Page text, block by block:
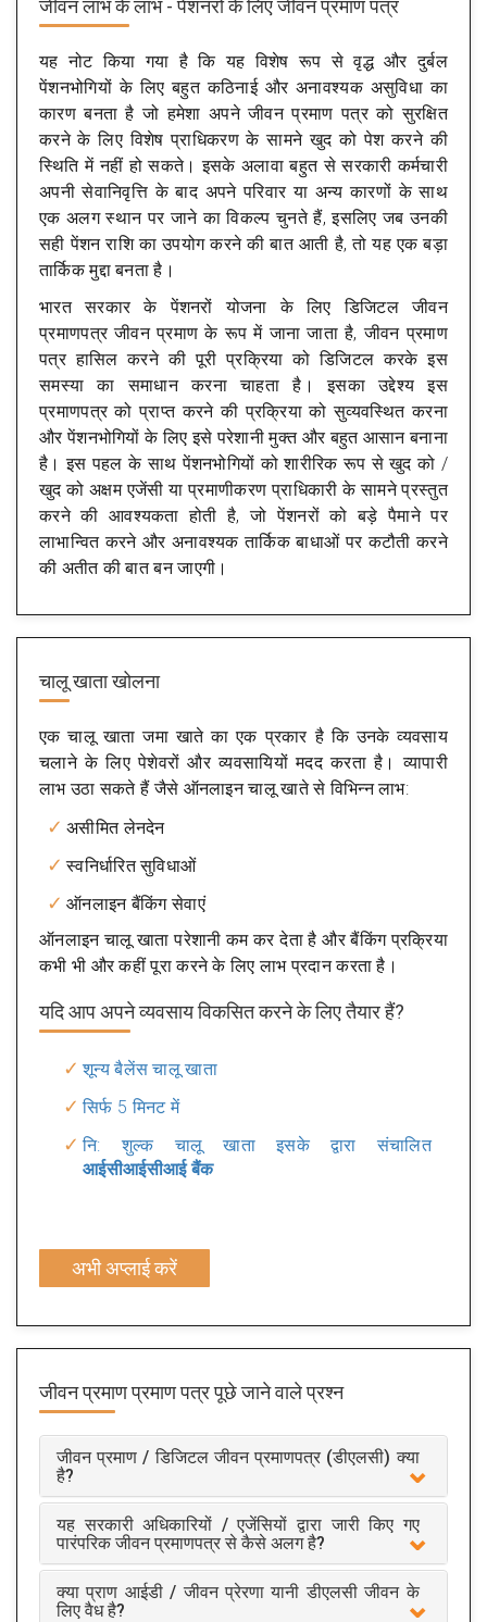
जीवन लाभ के लाभ - पेंशनरों के लिए जीवन प्रमाण पत्र
यह नोट किया गया है कि यह विशेष रूप से वृद्ध और दुर्बल
पेंशनभोगियों के लिए बहुत कठिनाई और अनावश्यक असुविधा का
कारण बनता है जो हमेशा अपने जीवन प्रमाण पत्र को सुरक्षित
करने के लिए विशेष प्राधिकरण के सामने खुद को पेश करने की
स्थिति में नहीं हो सकते। इसके अलावा बहुत से सरकारी कर्मचारी
अपनी सेवानिवृत्ति के बाद अपने परिवार या अन्य कारणों के साथ
एक अलग स्थान पर जाने का विकल्प चुनते हैं, इसलिए जब उनकी
सही पेंशन राशि का उपयोग करने की बात आती है, तो यह एक बड़ा
तार्किक मुद्दा बनता है।
भारत सरकार के पेंशनरों योजना के लिए डिजिटल जीवन
प्रमाणपत्र जीवन प्रमाण के रूप में जाना जाता है, जीवन प्रमाण
पत्र हासिल करने की पूरी प्रक्रिया को डिजिटल करके इस
समस्या का समाधान करना चाहता है। इसका उद्देश्य इस
प्रमाणपत्र को प्राप्त करने की प्रक्रिया को सुव्यवस्थित करना
और पेंशनभोगियों के लिए इसे परेशानी मुक्त और बहुत आसान बनाना
है। इस पहल के साथ पेंशनभोगियों को शारीरिक रूप से खुद को /
खुद को अक्षम एजेंसी या प्रमाणीकरण प्राधिकारी के सामने प्रस्तुत
करने की आवश्यकता होती है, जो पेंशनरों को बड़े पैमाने पर
लाभान्वित करने और अनावश्यक तार्किक बाधाओं पर कटौती करने
की अतीत की बात बन जाएगी।
चालू खाता खोलना
एक चालू खाता जमा खाते का एक प्रकार है कि उनके व्यवसाय
चलाने के लिए पेशेवरों और व्यवसायियों मदद करता है। व्यापारी
लाभ उठा सकते हैं जैसे ऑनलाइन चालू खाते से विभिन्न लाभ:
असीमित लेनदेन
स्वनिर्धारित सुविधाओं
ऑनलाइन बैंकिंग सेवाएं
ऑनलाइन चालू खाता परेशानी कम कर देता है और बैंकिंग प्रक्रिया
कभी भी और कहीं पूरा करने के लिए लाभ प्रदान करता है।
यदि आप अपने व्यवसाय विकसित करने के लिए तैयार हैं?
शून्य बैलेंस चालू खाता
सिर्फ 5 मिनट में
नि: शुल्क चालू खाता इसके द्वारा संचालित
आईसीआईसीआई बैंक
अभी अप्लाई करें
जीवन प्रमाण प्रमाण पत्रपूछे जाने वाले प्रश्न
जीवन प्रमाण / डिजिटल जीवन प्रमाणपत्र (डीएलसी) क्या
है?
यह सरकारी अधिकारियों / एजेंसियों द्वारा जारी किए गए
पारंपरिक जीवन प्रमाणपत्र से कैसे अलग है?
क्या प्राण आईडी / जीवन प्रेरणा यानी डीएलसी जीवन के
लिए वैध है?